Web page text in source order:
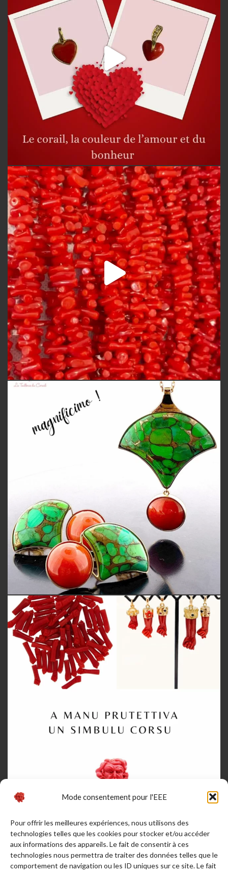
Mode consentement pour l'EEE
Pour offrir les meilleures expériences, nous utilisons des
technologies telles que les cookies pour stocker et/ou accéder
aux informations des appareils. Le fait de consentir à ces
technologies nous permettra de traiter des données telles que le
comportement de navigation ou les ID uniques sur ce site. Le fait
Afficher plus... Suivez-nous sur Instagram
RENDEZ NOUS VISITE